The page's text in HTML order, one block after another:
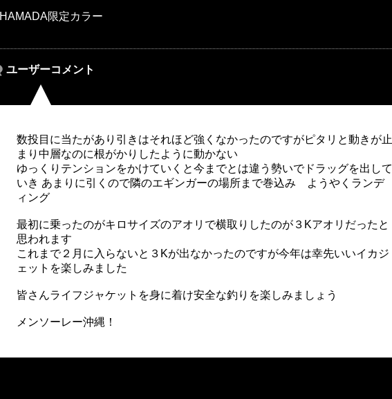
HAMADA限定カラー
ユーザーコメント
数投目に当たがあり引きはそれほど強くなかったのですがピタリと動きが止
まり中層なのに根がかりしたように動かない
ゆっくりテンションをかけていくと今までとは違う勢いでドラッグを出して
いき あまりに引くので隣のエギンガーの場所まで巻込み ようやくランデ
ィング
最初に乗ったのがキロサイズのアオリで横取りしたのが３Kアオリだったと
思われます
これまで２月に入らないと３Kが出なかったのですが今年は幸先いいイカジ
ェットを楽しみました
皆さんライフジャケットを身に着け安全な釣りを楽しみましょう
メンソーレー沖縄！